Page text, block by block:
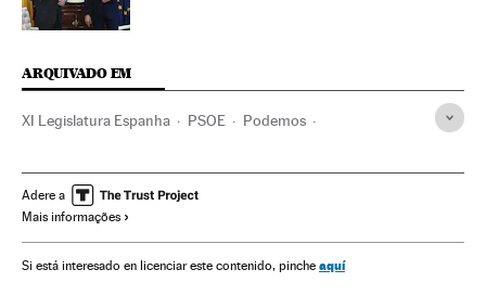
ARQUIVADO EM
XI Legislatura Espanha PSOE Podemos
Eleições Parlamento Governo
Administração Estado
Administração pública Eleições Espanha 2015
Adere a
Mais informações
Si está interesado en licenciar este contenido, pinche aquí